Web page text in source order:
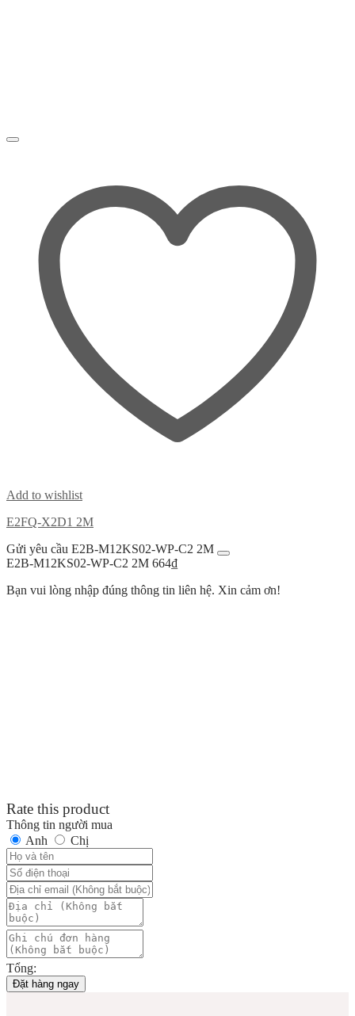
Add to wishlist
E2FQ-X2D1 2M
Gửi yêu cầu E2B-M12KS02-WP-C2 2M
E2B-M12KS02-WP-C2 2M 664₫
Bạn vui lòng nhập đúng thông tin liên hệ. Xin cảm ơn!
Rate this product
Thông tin người mua
Anh
Chị
Tổng:
Đặt hàng ngay